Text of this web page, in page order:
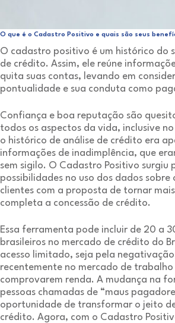
O que é o Cadastro Positivo e quais são seus
O cadastro positivo é um histórico do
de crédito. Assim, ele reúne
quita suas contas, levando em
pontualidade e sua conduta como
Confiança e boa reputação são
todos os aspectos da vida, inclusive
o histórico de análise de crédito era
informações de inadimplência, que
sem sigilo. O Cadastro Positivo surgiu
possibilidades no uso dos dados sobre
clientes com a proposta de tornar
completa a concessão de crédito.
Essa ferramenta pode incluir de 20 a
brasileiros no mercado de crédito do
acesso limitado, seja pela
recentemente no mercado de
comprovarem renda. A mudança na
pessoas chamadas de “maus
oportunidade de transformar o jeito
crédito. Agora, com o Cadastro